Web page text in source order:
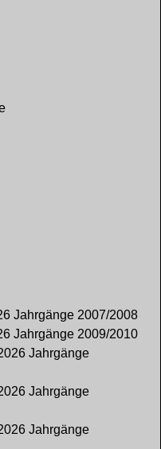
Jahrgänge 2007/2008
Jahrgänge 2009/2010
Jahrgänge
Jahrgänge
Jahrgänge